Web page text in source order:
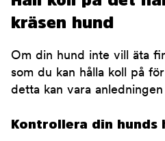
kräsen hund
Om din hund inte vill äta
som du kan hålla koll på
detta kan vara
Kontrollera din hunds